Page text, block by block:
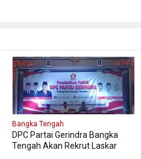
Bangka Tengah
DPC Partai Gerindra Bangka
Tengah Akan Rekrut Laskar